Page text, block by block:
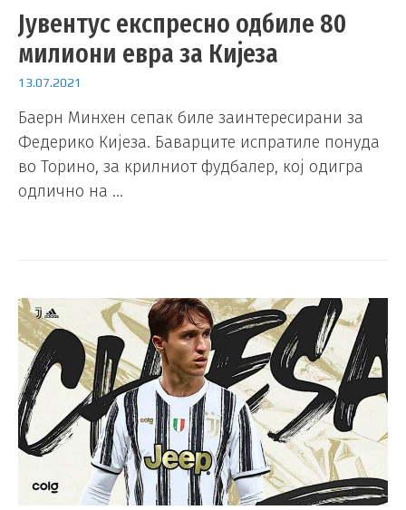
Јувентус експресно одбиле 80
милиони евра за Кијеза
13.07.2021
Баерн Минхен сепак биле заинтересирани за
Федерико Кијеза. Баварците испратиле понуда
во Торино, за крилниот фудбалер, кој одигра
одлично на …